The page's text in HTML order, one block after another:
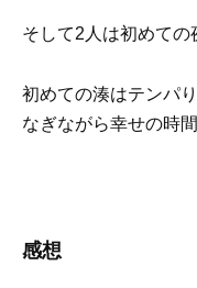
そして2人は初めての
初めての湊はテンパ
なぎながら幸せの時
感想